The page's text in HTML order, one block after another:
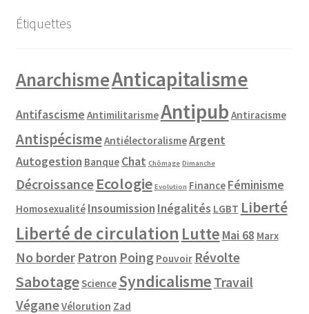
Étiquettes
AnarchismeAnticapitalisme
Antifascisme AntimilitarismeAntipub Antiracisme
AntispécismeAntiélectoralismeArgent
Autogestion Banque Chat Chômage Dimanche
Décroissance Ecologie Evolution Finance Féminisme
Homosexualité Insoumission Inégalités LGBT Liberté
Liberté de circulation Lutte Mai 68 Marx
No border Patron Poing Pouvoir Révolte
SabotageScience Syndicalisme Travail
VéganeVélorution Zad